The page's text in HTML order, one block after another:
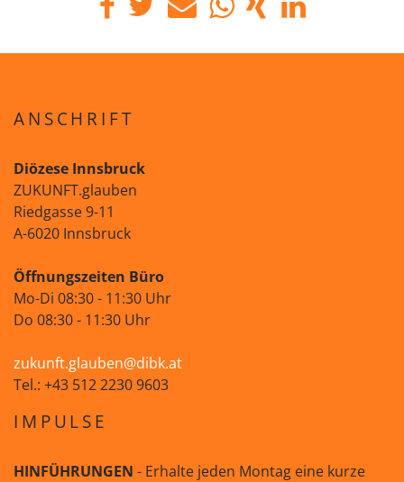
ANSCHRIFT
Diözese Innsbruck
ZUKUNFT.glauben
Riedgasse 9-11
A-6020 Innsbruck
Öffnungszeiten Büro
Mo-Di 08:30 - 11:30 Uhr
Do 08:30 - 11:30 Uhr
zukunft.glauben@dibk.at
Tel.: +43 512 2230 9603
IMPULSE
HINFÜHRUNGEN - Erhalte jeden Montag eine kurze